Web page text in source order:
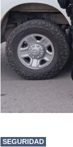
SEGURIDAD